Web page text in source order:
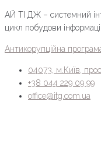
АЙ ТІ ДЖ – системний
цикл побудови
Антикорупційна
04073, м.Київ,
+38 044 229 09 99
office@itg.com.ua